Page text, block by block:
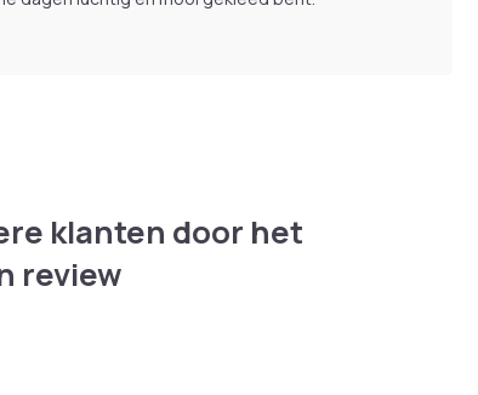
klanten door het
review